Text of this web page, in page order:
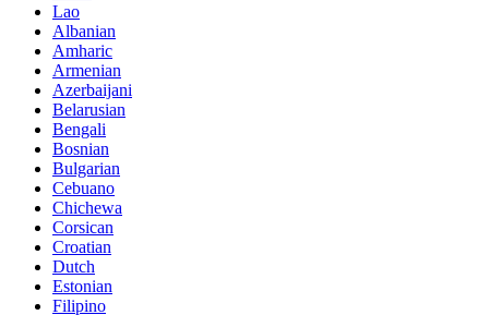
Lao
Albanian
Amharic
Armenian
Azerbaijani
Belarusian
Bengali
Bosnian
Bulgarian
Cebuano
Chichewa
Corsican
Croatian
Dutch
Estonian
Filipino